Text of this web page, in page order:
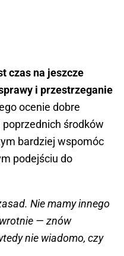
czas na jeszcze
i przestrzeganie
ocenie dobre
poprzednich środków
bardziej wspomóc
podejściu do
Nie mamy innego
— znów
nie wiadomo, czy